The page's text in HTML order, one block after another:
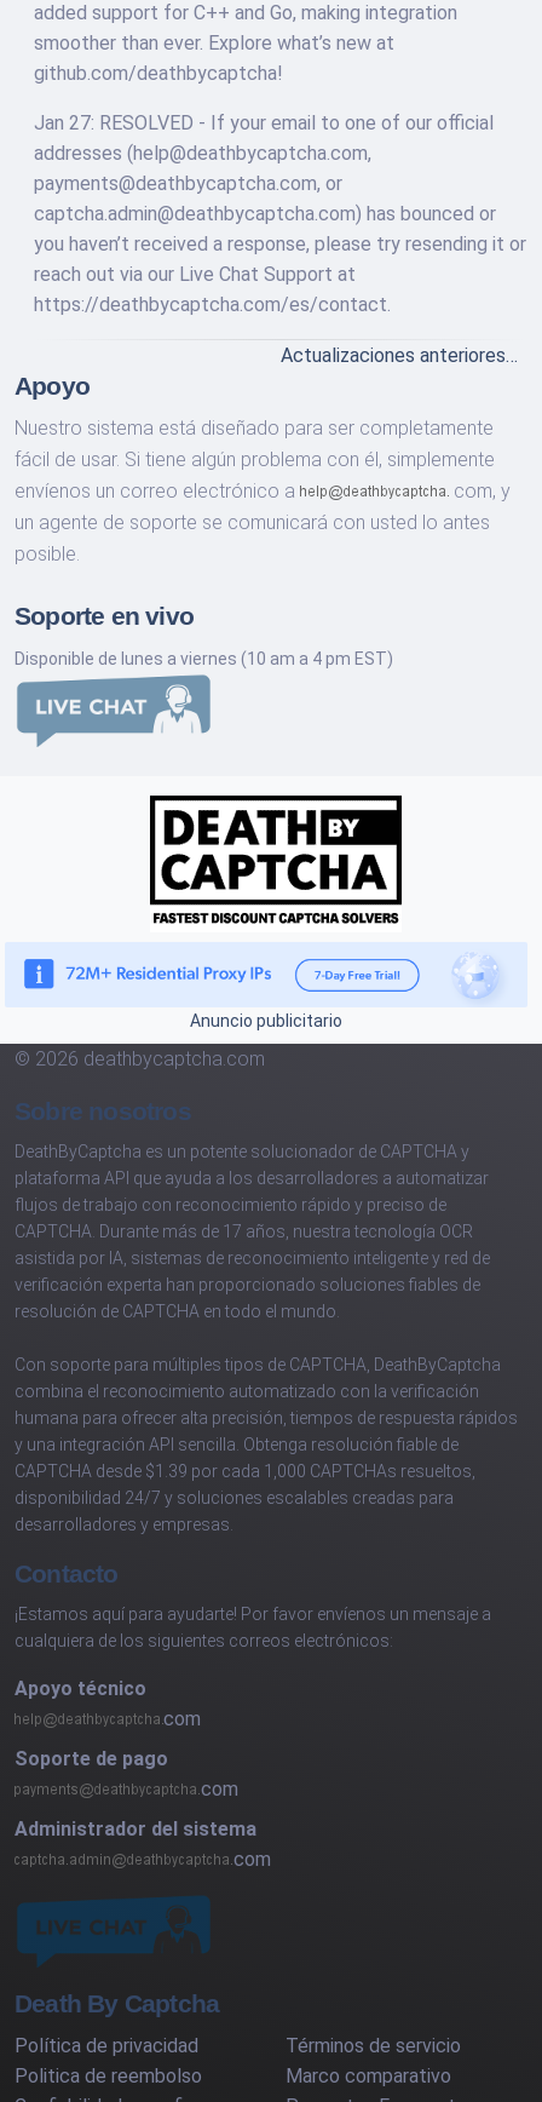
added support for C++ and Go, making integration
smoother than ever. Explore what’s new at
github.com/deathbycaptcha!
Jan 27: RESOLVED - If your email to one of our official
addresses (help@deathbycaptcha.com,
payments@deathbycaptcha.com, or
captcha.admin@deathbycaptcha.com) has bounced or
you haven’t received a response, please try resending it or
reach out via our Live Chat Support at
https://deathbycaptcha.com/es/contact.
Actualizaciones anteriores…
Apoyo
Nuestro sistema está diseñado para ser completamente
fácil de usar. Si tiene algún problema con él, simplemente
envíenos un correo electrónico a
com, y
un agente de soporte se comunicará con usted lo antes
posible.
Soporte en vivo
Disponible de lunes a viernes (10 am a 4 pm EST)
Anuncio publicitario
© 2026 deathbycaptcha.com
Sobre nosotros
DeathByCaptcha es un potente solucionador de CAPTCHA y
plataforma API que ayuda a los desarrolladores a automatizar
flujos de trabajo con reconocimiento rápido y preciso de
CAPTCHA. Durante más de 17 años, nuestra tecnología OCR
asistida por IA, sistemas de reconocimiento inteligente y red de
verificación experta han proporcionado soluciones fiables de
resolución de CAPTCHA en todo el mundo.
Con soporte para múltiples tipos de CAPTCHA, DeathByCaptcha
combina el reconocimiento automatizado con la verificación
humana para ofrecer alta precisión, tiempos de respuesta rápidos
y una integración API sencilla. Obtenga resolución fiable de
CAPTCHA desde $1.39 por cada 1,000 CAPTCHAs resueltos,
disponibilidad 24/7 y soluciones escalables creadas para
desarrolladores y empresas.
Contacto
¡Estamos aquí para ayudarte! Por favor envíenos un mensaje a
cualquiera de los siguientes correos electrónicos:
Apoyo técnico
com
Soporte de pago
com
Administrador del sistema
com
Death By Captcha
Política de privacidad
Términos de servicio
Politica de reembolso
Marco comparativo